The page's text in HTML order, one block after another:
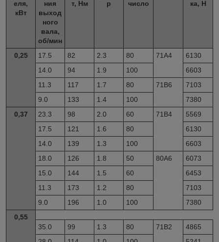
еля,
кВт
ния
выход
ного
вала,
об/мин
т, Нм
р
число
ка, Н
0,25 17.5 82 2.3 80 71А4
6130
14.0
94 1.9 100
6603
11.3
117 1.7 80 71В6
7103
9.0
133 1.4 100
7380
0,37
23.3 98 2.0 60 71B4
5569
17.5
121 1.6 80
6130
14.0
139 1.3 100
6603
18.0
126 1.8 50 80A6
6073
15.0
144 1.5 60
6453
11.3
173 1.2 80
7103
9.0
196 1.0 100
7380
0,55
35.0
99 1.3 80 71B2
4865